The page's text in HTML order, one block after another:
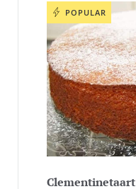
POPULAR
Clementinetaart